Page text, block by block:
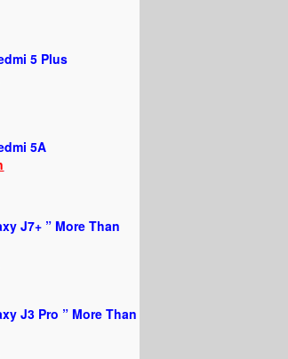
5 Plus
5A
J7+ ” More Than
J3 Pro ” More Than